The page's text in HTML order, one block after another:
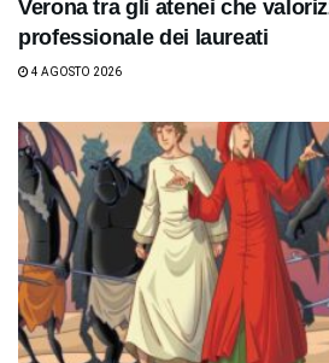
Verona tra gli atenei che
professionale dei laureati
4 AGOSTO 2026